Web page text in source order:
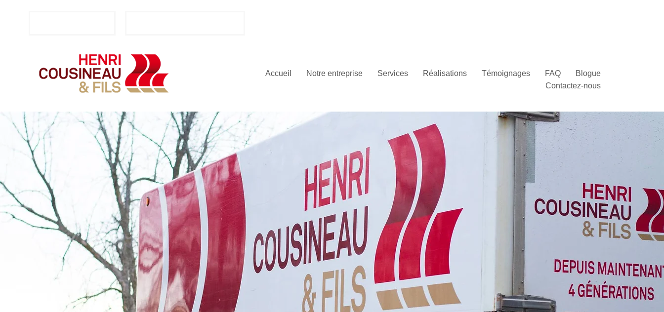
Accueil Notre entreprise Services Réalisations Témoignages FAQ
Blogue
Contactez-nous